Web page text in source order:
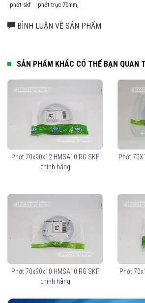
phớt skf
phớt trục 70mm,
BÌNH LUẬN VỀ SẢN PHẨM
SẢN PHẨM KHÁC CÓ THỂ BẠN QUAN
Phớt 70x90x12 HMSA10 RG SKF
chính hãng
Phớt
Phớt 70x90x10 HMSA10 RG SKF
chính hãng
Phớt